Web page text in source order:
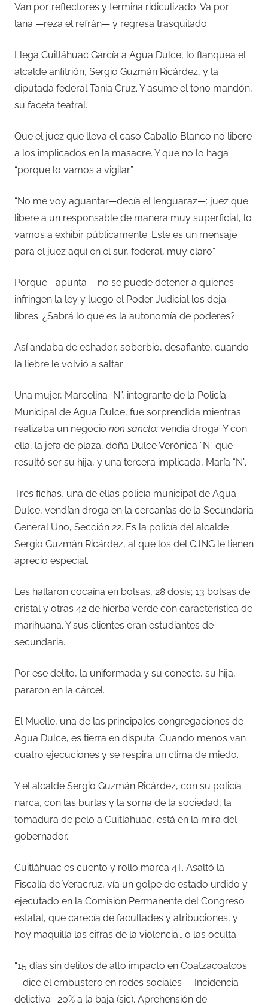
Van por reflectores y termina ridiculizado. Va por
lana —reza el refrán— y regresa trasquilado.
Llega Cuitláhuac García a Agua Dulce, lo flanquea el
alcalde anfitrión, Sergio Guzmán Ricárdez, y la
diputada federal Tania Cruz. Y asume el tono mandón,
su faceta teatral.
Que el juez que lleva el caso Caballo Blanco no libere
a los implicados en la masacre. Y que no lo haga
“porque lo vamos a vigilar”.
“No me voy aguantar—decía el lenguaraz—: juez que
libere a un responsable de manera muy superficial, lo
vamos a exhibir públicamente. Este es un mensaje
para el juez aquí en el sur, federal, muy claro”.
Porque—apunta— no se puede detener a quienes
infringen la ley y luego el Poder Judicial los deja
libres. ¿Sabrá lo que es la autonomía de poderes?
Así andaba de echador, soberbio, desafiante, cuando
la liebre le volvió a saltar.
Una mujer, Marcelina “N”, integrante de la Policía
Municipal de Agua Dulce, fue sorprendida mientras
realizaba un negocio non sancto: vendía droga. Y con
ella, la jefa de plaza, doña Dulce Verónica “N” que
resultó ser su hija, y una tercera implicada, María “N”.
Tres fichas, una de ellas policía municipal de Agua
Dulce, vendían droga en la cercanías de la Secundaria
General Uno, Sección 22. Es la policía del alcalde
Sergio Guzmán Ricárdez, al que los del CJNG le tienen
aprecio especial.
Les hallaron cocaína en bolsas, 28 dosis; 13 bolsas de
cristal y otras 42 de hierba verde con característica de
marihuana. Y sus clientes eran estudiantes de
secundaria.
Por ese delito, la uniformada y su conecte, su hija,
pararon en la cárcel.
El Muelle, una de las principales congregaciones de
Agua Dulce, es tierra en disputa. Cuando menos van
cuatro ejecuciones y se respira un clima de miedo.
Y el alcalde Sergio Guzmán Ricárdez, con su policía
narca, con las burlas y la sorna de la sociedad, la
tomadura de pelo a Cuitláhuac, está en la mira del
gobernador.
Cuitláhuac es cuento y rollo marca 4T. Asaltó la
Fiscalía de Veracruz, vía un golpe de estado urdido y
ejecutado en la Comisión Permanente del Congreso
estatal, que carecía de facultades y atribuciones, y
hoy maquilla las cifras de la violencia… o las oculta.
“15 días sin delitos de alto impacto en Coatzacoalcos
—dice el embustero en redes sociales—. Incidencia
delictiva -20% a la baja (sic). Aprehensión de